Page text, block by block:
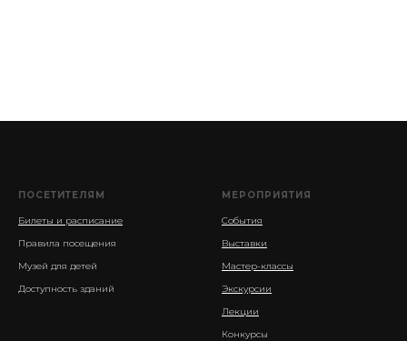
ПОСЕТИТЕЛЯМ
Билеты и расписание
Правила посещения
Музей для детей
Доступность зданий
МЕРОПРИЯТИЯ
События
Выставки
Мастер-классы
Экскурсии
Лекции
Конкурсы